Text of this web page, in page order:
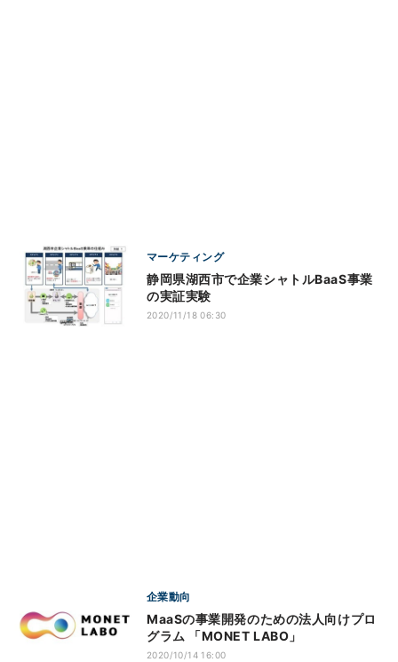
マーケティング
静岡県湖西市で企業シャトルBaaS事業
の実証実験
2020/11/18 06:30
企業動向
MaaSの事業開発のための法人向けプロ
グラム 「MONET LABO」
2020/10/14 16:00